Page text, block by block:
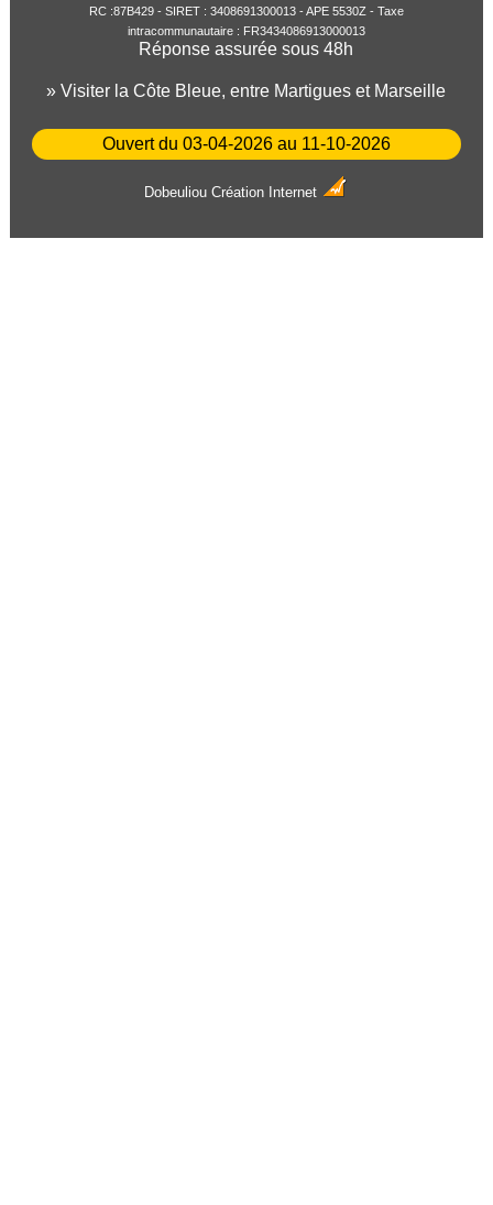
RC :87B429 - SIRET : 3408691300013 - APE 5530Z - Taxe
intracommunautaire : FR3434086913000013
Réponse assurée sous 48h
» Visiter la Côte Bleue, entre Martigues et Marseille
Ouvert du 03-04-2026 au 11-10-2026
Dobeuliou Création Internet